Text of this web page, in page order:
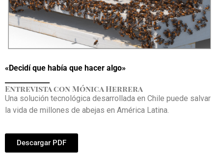
«Decidí que había que hacer algo»
Entrevista con Mónica Herrera
Una solución tecnológica desarrollada en Chile puede salvar
la vida de millones de abejas en América Latina.
Descargar PDF